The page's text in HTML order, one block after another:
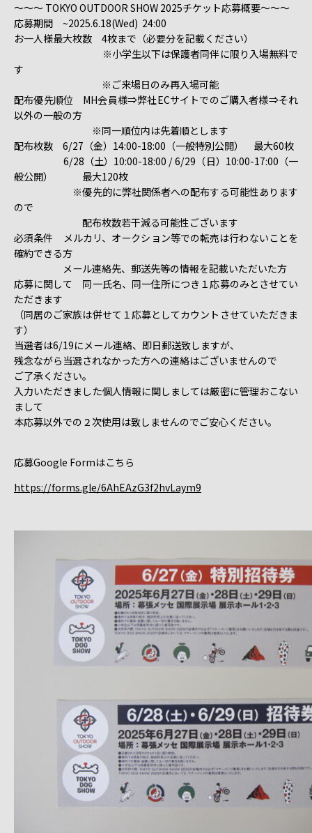
～～～ TOKYO OUTDOOR SHOW 2025チケット応募概要～～～
応募期間 ~2025.6.18(Wed) 24:00
お一人様最大枚数 4枚まで（必要分を記載ください）
※小学生以下は保護者同伴に限り入場無料で
す
※ご来場日のみ再入場可能
配布優先順位 MH会員様⇒弊社ECサイトでのご購入者様⇒それ
以外の一般の方
※同一順位内は先着順とします
配布枚数 6/27（金）14:00-18:00（一般特別公開） 最大60枚
6/28（土）10:00-18:00 / 6/29（日）10:00-17:00（一
般公開） 最大120枚
※優先的に弊社関係者への配布する可能性あります
ので
配布枚数若干減る可能性ございます
必須条件 メルカリ、オークション等での転売は行わないことを
確約できる方
メール連絡先、郵送先等の情報を記載いただいた方
応募に関して 同一氏名、同一住所につき１応募のみとさせてい
ただきます
（同居のご家族は併せて１応募としてカウントさせていただきま
す）
当選者は6/19にメール連絡、即日郵送致しますが、
残念ながら当選されなかった方への連絡はございませんので
ご了承ください。
入力いただきました個人情報に関しましては厳密に管理おこない
まして
本応募以外での２次使用は致しませんのでご安心ください。
応募Google Formはこちら
https://forms.gle/6AhEAzG3f2hvLaym9